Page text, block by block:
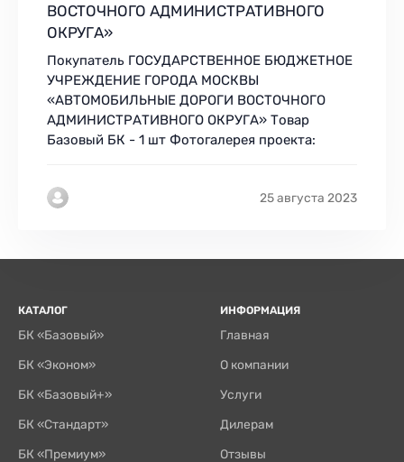
ВОСТОЧНОГО АДМИНИСТРАТИВНОГО
ОКРУГА»
Покупатель ГОСУДАРСТВЕННОЕ БЮДЖЕТНОЕ
УЧРЕЖДЕНИЕ ГОРОДА МОСКВЫ
«АВТОМОБИЛЬНЫЕ ДОРОГИ ВОСТОЧНОГО
АДМИНИСТРАТИВНОГО ОКРУГА» Товар
Базовый БК - 1 шт Фотогалерея проекта:
25 августа 2023
КАТАЛОГ
БК «Базовый»
БК «Эконом»
БК «Базовый+»
БК «Стандарт»
БК «Премиум»
ИНФОРМАЦИЯ
Главная
О компании
Услуги
Дилерам
Отзывы